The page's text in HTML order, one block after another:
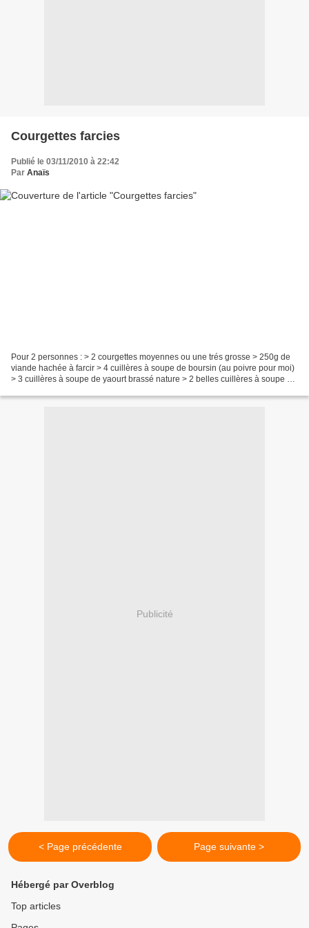
Courgettes farcies
Publié le 03/11/2010 à 22:42
Par Anaïs
Pour 2 personnes : > 2 courgettes moyennes ou une trés grosse > 250g de
viande hachée à farcir > 4 cuillères à soupe de boursin (au poivre pour moi)
> 3 cuillères à soupe de yaourt brassé nature > 2 belles cuillères à soupe de
Publicité
< Page précédente Page suivante >
Hébergé par Overblog
Top articles